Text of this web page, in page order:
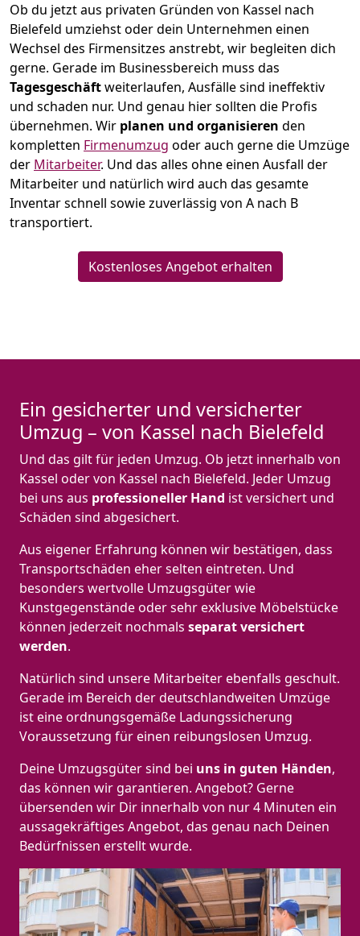
Ob du jetzt aus privaten Gründen von Kassel nach
Bielefeld umziehst oder dein Unternehmen einen
Wechsel des Firmensitzes anstrebt, wir begleiten dich
gerne. Gerade im Businessbereich muss das
Tagesgeschäftweiterlaufen, Ausfälle sind ineffektiv
und schaden nur. Und genau hier sollten die Profis
übernehmen. Wir planen und organisieren den
kompletten Firmenumzug oder auch gerne die Umzüge
der Mitarbeiter. Und das alles ohne einen Ausfall der
Mitarbeiter und natürlich wird auch das gesamte
Inventar schnell sowie zuverlässig von A nach B
transportiert.
Kostenloses Angebot erhalten
Ein gesicherter und versicherter
Umzug – von Kassel nach Bielefeld
Und das gilt für jeden Umzug. Ob jetzt innerhalb von
Kassel oder von Kassel nach Bielefeld. Jeder Umzug
bei uns aus professioneller Hand ist versichert und
Schäden sind abgesichert.
Aus eigener Erfahrung können wir bestätigen, dass
Transportschäden eher selten eintreten. Und
besonders wertvolle Umzugsgüter wie
Kunstgegenstände oder sehr exklusive Möbelstücke
können jederzeit nochmals separat versichert
werden.
Natürlich sind unsere Mitarbeiter ebenfalls geschult.
Gerade im Bereich der deutschlandweiten Umzüge
ist eine ordnungsgemäße Ladungssicherung
Voraussetzung für einen reibungslosen Umzug.
Deine Umzugsgüter sind bei uns in guten Händen,
das können wir garantieren. Angebot? Gerne
übersenden wir Dir innerhalb von nur 4 Minuten ein
aussagekräftiges Angebot, das genau nach Deinen
Bedürfnissen erstellt wurde.